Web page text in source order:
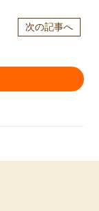
次の記事へ